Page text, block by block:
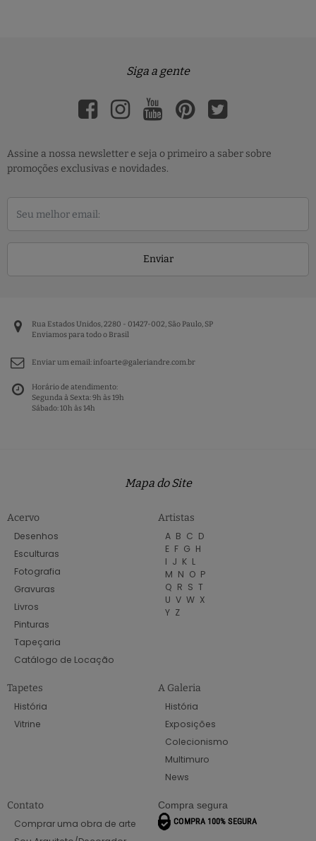
Siga a gente
Assine a nossa newsletter e seja o primeiro a saber sobre
promoções exclusivas e novidades.
Enviar
Rua Estados Unidos, 2280 - 01427-002, São Paulo, SP
Enviamos para todo o Brasil
Enviar um email:infoarte@galeriandre.com.br
Horário de atendimento:
Segunda à Sexta: 9h às 19h
Sábado: 10h às 14h
Mapa do Site
Acervo
Desenhos
Esculturas
Fotografia
Gravuras
Livros
Pinturas
Tapeçaria
Catálogo de Locação
Artistas
A B C D
E F G H
I J K L
M N O P
Q R S T
U V W X
Y Z
Tapetes
História
Vitrine
A Galeria
História
Exposições
Colecionismo
Multimuro
News
Contato
Comprar uma obra de arte
Compra segura